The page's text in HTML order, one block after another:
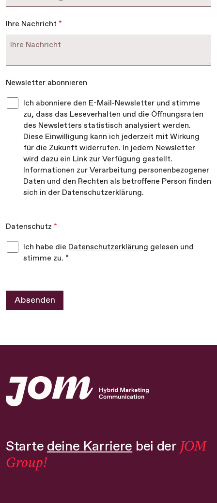
Ihre Nachricht *
Newsletter abonnieren
Ich abonniere den E-Mail-Newsletter und stimme
zu, dass das Leseverhalten und die Öffnungsraten
des Newsletters statistisch analysiert werden.
Diese Einwilligung kann ich jederzeit mit Wirkung
für die Zukunft widerrufen. In jedem Newsletter
wird dazu ein Link zur Verfügung gestellt.
Informationen zur Verarbeitung personenbezogener
Daten und den Rechten als betroffene Person finden
sich in der Datenschutzerklärung.
Datenschutz *
Ich habe die Datenschutzerklärung gelesen und
stimme zu. *
Absenden
Starte deine Karriere bei der JOM
Group!